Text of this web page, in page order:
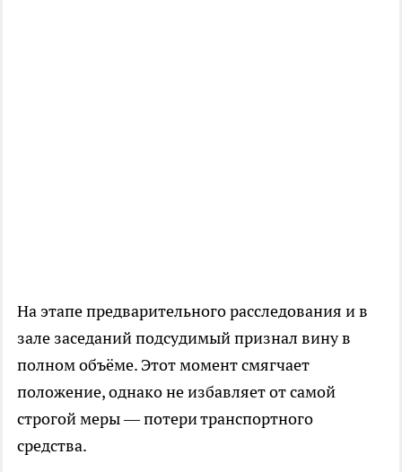
На этапе предварительного расследования и в
зале заседаний подсудимый признал вину в
полном объёме. Этот момент смягчает
положение, однако не избавляет от самой
строгой меры — потери транспортного
средства.